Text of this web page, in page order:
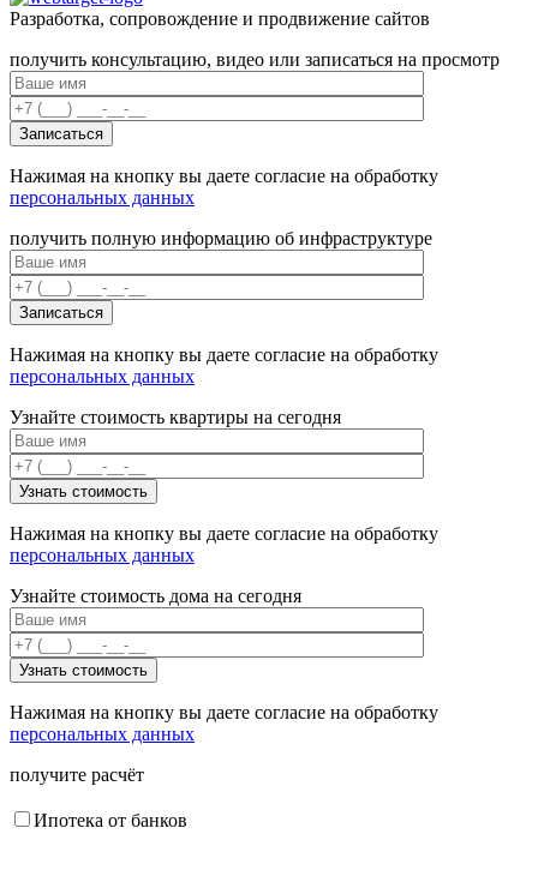
Разработка, сопровождение и продвижение сайтов
получить консультацию, видео или записаться на просмотр
Нажимая на кнопку вы даете согласие на обработку
персональных данных
получить полную информацию об инфраструктуре
Нажимая на кнопку вы даете согласие на обработку
персональных данных
Узнайте стоимость квартиры на сегодня
Нажимая на кнопку вы даете согласие на обработку
персональных данных
Узнайте стоимость дома на сегодня
Нажимая на кнопку вы даете согласие на обработку
персональных данных
получите расчёт
Ипотека от банков